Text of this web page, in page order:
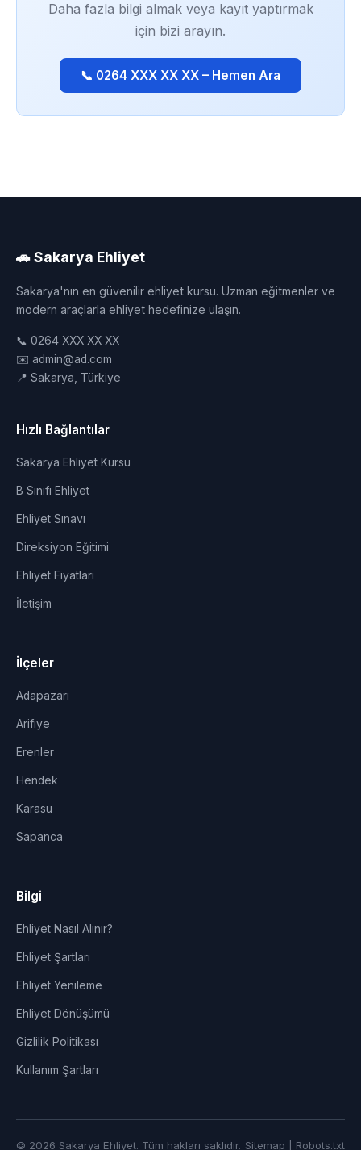
Daha fazla bilgi almak veya kayıt yaptırmak
için bizi arayın.
📞 0264 XXX XX XX – Hemen Ara
🚗 Sakarya Ehliyet
Sakarya'nın en güvenilir ehliyet kursu. Uzman eğitmenler ve
modern araçlarla ehliyet hedefinize ulaşın.
📞 0264 XXX XX XX
✉️ admin@ad.com
📍 Sakarya, Türkiye
Hızlı Bağlantılar
Sakarya Ehliyet Kursu
B Sınıfı Ehliyet
Ehliyet Sınavı
Direksiyon Eğitimi
Ehliyet Fiyatları
İletişim
İlçeler
Adapazarı
Arifiye
Erenler
Hendek
Karasu
Sapanca
Bilgi
Ehliyet Nasıl Alınır?
Ehliyet Şartları
Ehliyet Yenileme
Ehliyet Dönüşümü
Gizlilik Politikası
Kullanım Şartları
© 2026 Sakarya Ehliyet. Tüm hakları saklıdır. Sitemap Robots.txt